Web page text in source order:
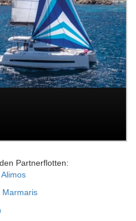
Partnerflotten:
Marmaris